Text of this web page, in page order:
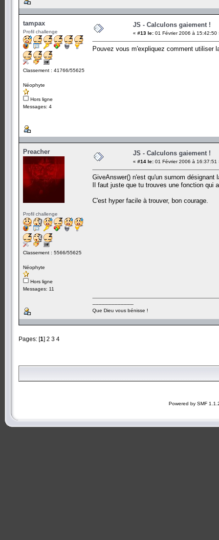
tampax
Profil challenge
Classement : 41766/55625
Néophyte
Hors ligne
Messages: 4
JS - Calculons gaiement !
« #13 le: 01 Février 2006 à 15:42:50
Pouvez vous m'expliquez comment utiliser
Preacher
Profil challenge
Classement : 5566/55625
Néophyte
Hors ligne
Messages: 11
JS - Calculons gaiement !
« #14 le: 01 Février 2006 à 16:37:51
GiveAnswer() n'est qu'un surnom
Il faut juste que tu trouves une fonction
C'est hyper facile à trouver, bon courage.
----------------------------
Que Dieu vous bénisse !
Pages: [1] 2 3 4
Powered by SMF